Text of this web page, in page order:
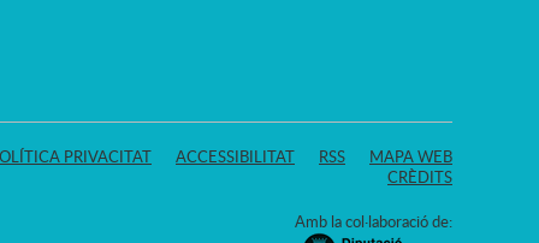
PRIVACITAT ACCESSIBILITAT RSS
MAPA WEB
CRÈDITS
Amb la col·laboració de: